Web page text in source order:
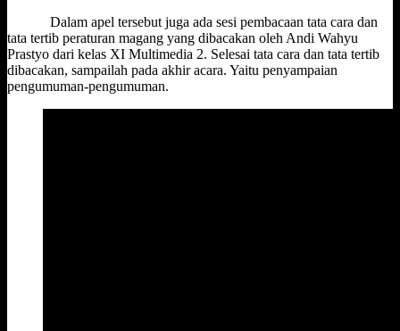
Dalam apel tersebut juga ada sesi pembacaan tata cara dan
tata tertib peraturan magang yang dibacakan oleh Andi Wahyu
Prastyo dari kelas XI Multimedia 2. Selesai tata cara dan tata tertib
dibacakan, sampailah pada akhir acara. Yaitu penyampaian
pengumuman-pengumuman.